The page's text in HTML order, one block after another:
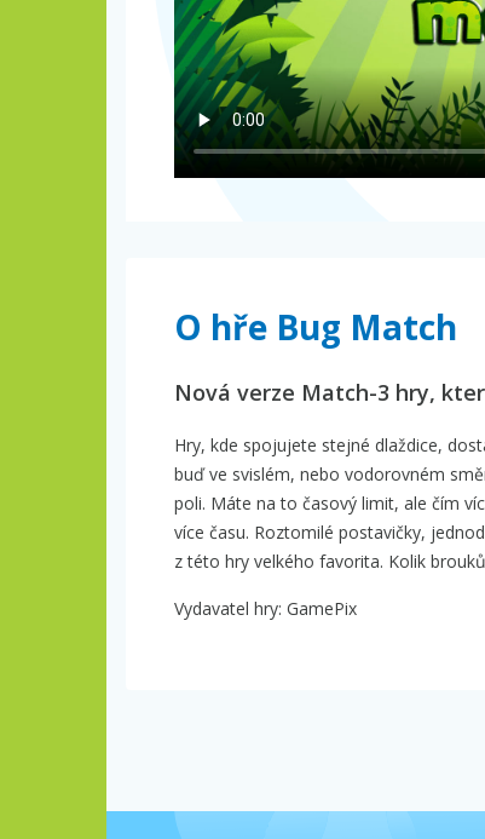
O hře Bug Match
Nová verze Match-3 hry,
Hry, kde spojujete stejné dlaždice,
buď ve svislém, nebo vodorovném
poli. Máte na to časový limit, ale čím
více času. Roztomilé postavičky,
z této hry velkého favorita. Kolik
Vydavatel hry: GamePix